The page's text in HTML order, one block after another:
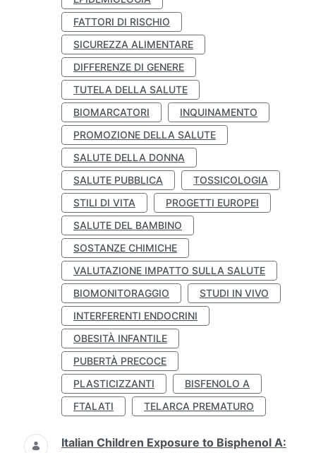
FATTORI DI RISCHIO
SICUREZZA ALIMENTARE
DIFFERENZE DI GENERE
TUTELA DELLA SALUTE
BIOMARCATORI
INQUINAMENTO
PROMOZIONE DELLA SALUTE
SALUTE DELLA DONNA
SALUTE PUBBLICA
TOSSICOLOGIA
STILI DI VITA
PROGETTI EUROPEI
SALUTE DEL BAMBINO
SOSTANZE CHIMICHE
VALUTAZIONE IMPATTO SULLA SALUTE
BIOMONITORAGGIO
STUDI IN VIVO
INTERFERENTI ENDOCRINI
OBESITÀ INFANTILE
PUBERTÀ PRECOCE
PLASTICIZZANTI
BISFENOLO A
FTALATI
TELARCA PREMATURO
Italian Children Exposure to Bisphenol A: